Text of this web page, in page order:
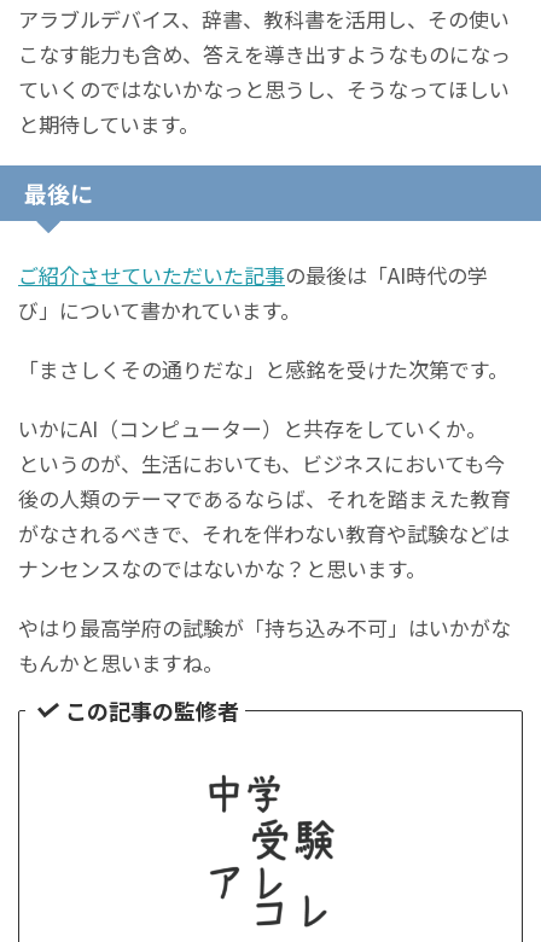
アラブルデバイス、辞書、教科書を活用し、その使い
こなす能力も含め、答えを導き出すようなものになっ
ていくのではないかなっと思うし、そうなってほしい
と期待しています。
最後に
ご紹介させていただいた記事の最後は「AI時代の学
び」について書かれています。
「まさしくその通りだな」と感銘を受けた次第です。
いかにAI（コンピューター）と共存をしていくか。
というのが、生活においても、ビジネスにおいても今
後の人類のテーマであるならば、それを踏まえた教育
がなされるべきで、それを伴わない教育や試験などは
ナンセンスなのではないかな？と思います。
やはり最高学府の試験が「持ち込み不可」はいかがな
もんかと思いますね。
この記事の監修者